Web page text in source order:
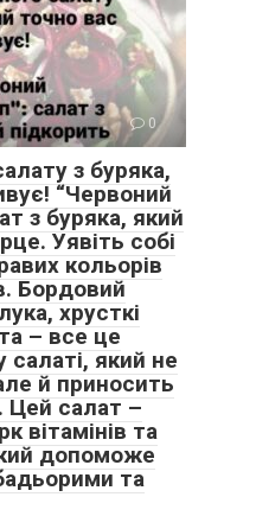
0
з буряка,
“Червоний
з буряка, який
Уявіть собі
кольорів
Бордовий
хрусткі
– все це
який не
й приносить
Цей салат –
вітамінів та
допоможе
та